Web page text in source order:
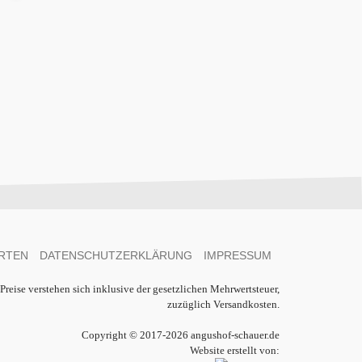
DATENSCHUTZERKLÄRUNG IMPRESSUM
verstehen sich inklusive der gesetzlichen Mehrwertsteuer,
zuzüglich Versandkosten.
Copyright © 2017-2026 angushof-schauer.de
Website erstellt von: